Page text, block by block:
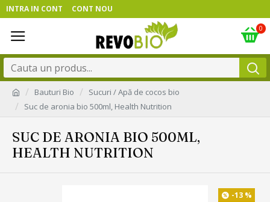
INTRA IN CONT CONT NOU
0
Bauturi Bio
Sucuri / Apă de cocos bio
Suc de aronia bio 500ml, Health Nutrition
SUC DE ARONIA BIO 500ML,
HEALTH NUTRITION
-13 %